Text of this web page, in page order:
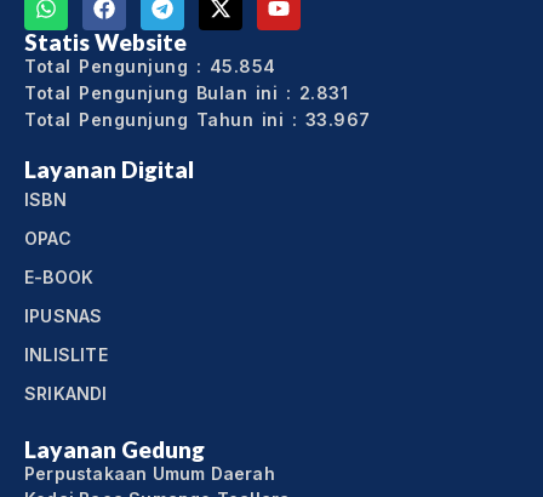
Statis Website
Total Pengunjung : 45.854
Total Pengunjung Bulan ini : 2.831
Total Pengunjung Tahun ini : 33.967
Layanan Digital
ISBN
OPAC
E-BOOK
IPUSNAS
INLISLITE
SRIKANDI
Layanan Gedung
Perpustakaan Umum Daerah